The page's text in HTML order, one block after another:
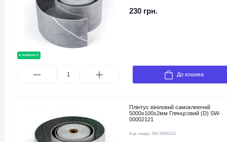
в наявності
230 грн.
До кошика
Плінтус вініловий самоклеючий
5000х100х2мм Глянцсовий (D) SW-
00002121
Код товару: SW-00002121